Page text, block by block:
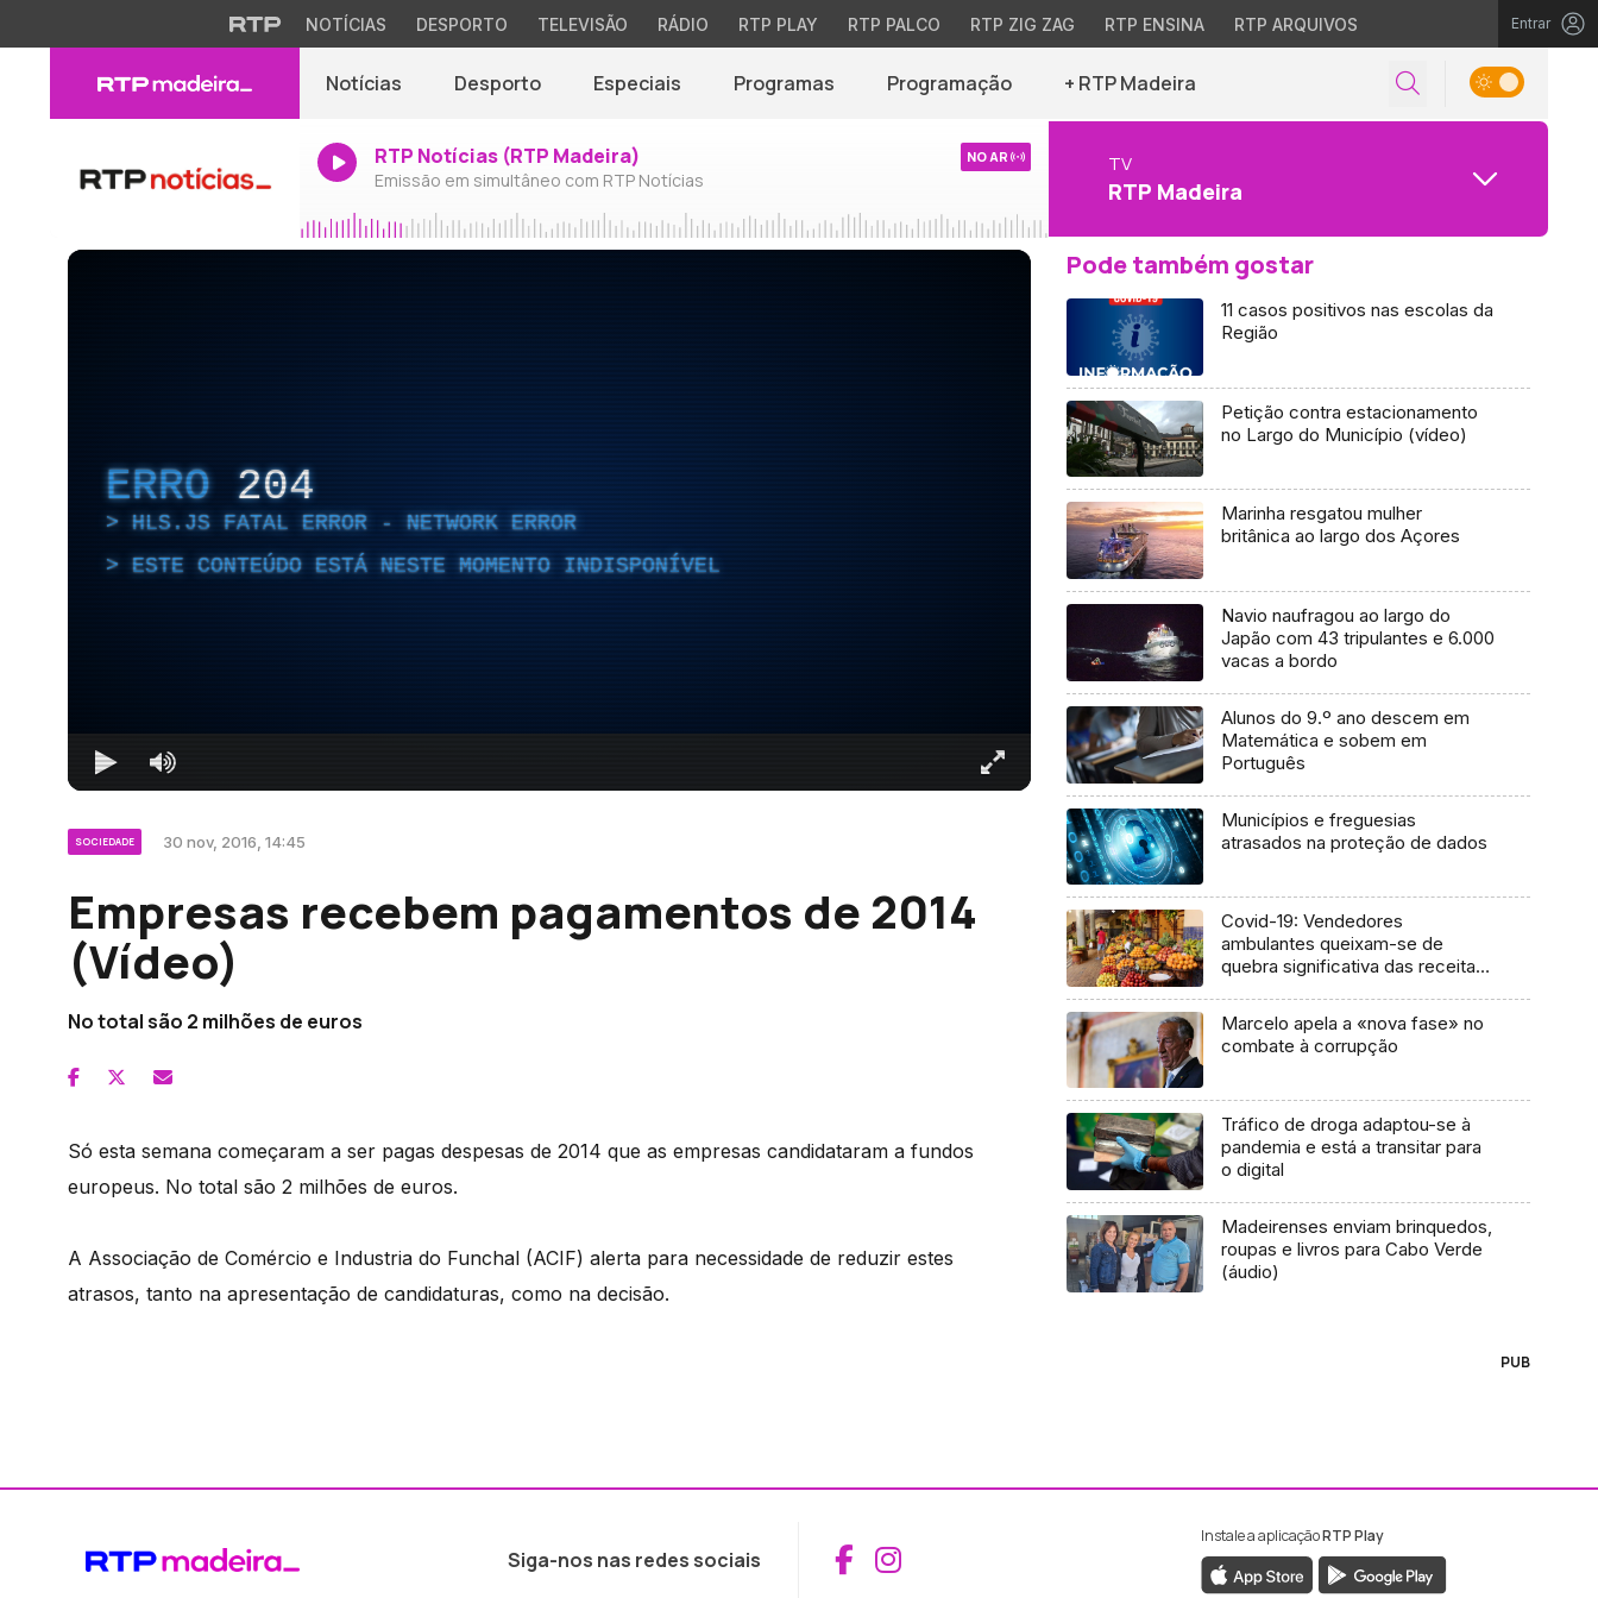
NOTÍCIAS DESPORTO TELEVISÃO RÁDIO RTP PLAY RTP PALCO RTP ZIG ZAG RTP ENSINA RTP ARQUIVOS Entrar
Notícias Desporto Especiais Programas Programação + RTP Madeira
RTP Notícias (RTP Madeira)
Emissão em simultâneo com RTP Notícias
NO AR TV
RTP Madeira
ERRO 204
HLS.JS FATAL ERROR - NETWORK ERROR
ESTE CONTEÚDO ESTÁ NESTE MOMENTO INDISPONÍVEL
SOCIEDADE 30 nov, 2016, 14:45
Empresas recebem pagamentos de 2014
(Vídeo)
No total são 2 milhões de euros
Só esta semana começaram a ser pagas despesas de 2014 que as empresas candidataram a fundos
europeus. No total são 2 milhões de euros.
A Associação de Comércio e Industria do Funchal (ACIF) alerta para necessidade de reduzir estes
atrasos, tanto na apresentação de candidaturas, como na decisão.
Pode também gostar
11 casos positivos nas escolas da
Região
Petição contra estacionamento
no Largo do Município (vídeo)
Marinha resgatou mulher
britânica ao largo dos Açores
Navio naufragou ao largo do
Japão com 43 tripulantes e 6.000
vacas a bordo
Alunos do 9.º ano descem em
Matemática e sobem em
Português
Municípios e freguesias
atrasados na proteção de dados
Covid-19: Vendedores
ambulantes queixam-se de
quebra significativa das receitas
Marcelo apela a «nova fase» no
combate à corrupção
Tráfico de droga adaptou-se à
pandemia e está a transitar para
o digital
Madeirenses enviam brinquedos,
roupas e livros para Cabo Verde
(áudio)
PUB
Siga-nos nas redes sociais Aceder ao Facebook da RTP Madeira
Aceder ao Instagram da RTP Madeira
Instale a aplicaçãoRTP Play